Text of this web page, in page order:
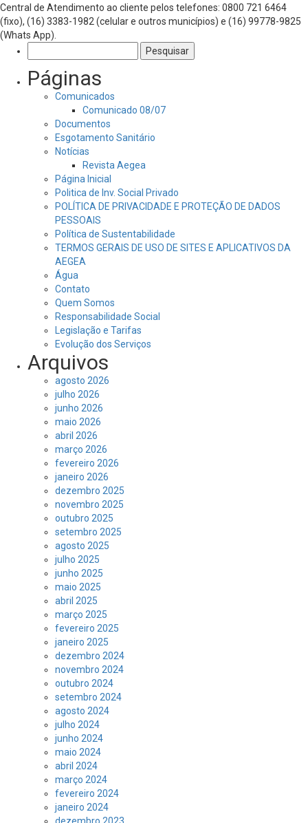
Central de Atendimento ao cliente pelos telefones: 0800 721 6464
(fixo), (16) 3383-1982 (celular e outros municípios) e (16) 99778-9825
(Whats App).
por:
Páginas
Comunicados
Comunicado 08/07
Documentos
Esgotamento Sanitário
Notícias
Revista Aegea
Página Inicial
Politica de Inv. Social Privado
POLÍTICA DE PRIVACIDADE E PROTEÇÃO DE DADOS
PESSOAIS
Política de Sustentabilidade
TERMOS GERAIS DE USO DE SITES E APLICATIVOS DA
AEGEA
Água
Contato
Quem Somos
Responsabilidade Social
Legislação e Tarifas
Evolução dos Serviços
Arquivos
agosto 2026
julho 2026
junho 2026
maio 2026
abril 2026
março 2026
fevereiro 2026
janeiro 2026
dezembro 2025
novembro 2025
outubro 2025
setembro 2025
agosto 2025
julho 2025
junho 2025
maio 2025
abril 2025
março 2025
fevereiro 2025
janeiro 2025
dezembro 2024
novembro 2024
outubro 2024
setembro 2024
agosto 2024
julho 2024
junho 2024
maio 2024
abril 2024
março 2024
fevereiro 2024
janeiro 2024